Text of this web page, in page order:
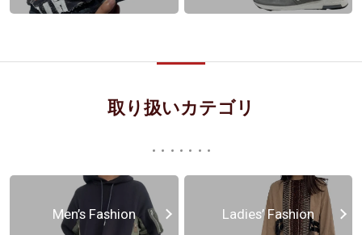
取り扱いカテゴリ
Men’s Fashion Ladies’ Fashion